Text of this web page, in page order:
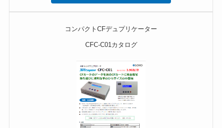
コンパクトCFデュプリケーター
CFC-C01カタログ